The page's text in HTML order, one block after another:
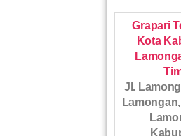
Grapari
Kota
Jl.